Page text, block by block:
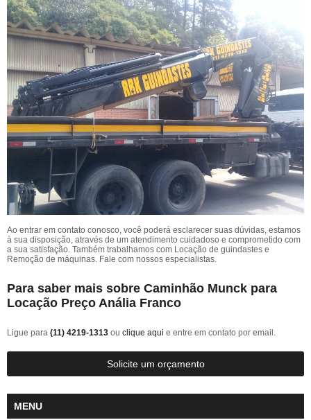
Ao entrar em contato conosco, você poderá esclarecer suas dúvidas, estamos
à sua disposição, através de um atendimento cuidadoso e comprometido com
a sua satisfação. Também trabalhamos com Locação de guindastes e
Remoção de máquinas. Fale com nossos especialistas.
Para saber mais sobre Caminhão Munck para
Locação Preço Anália Franco
Ligue para (11) 4219-1313 ou clique aqui e entre em contato por email.
Solicite um orçamento
MENU